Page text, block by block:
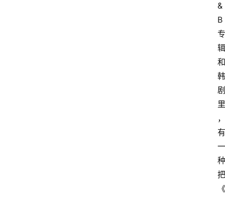
&
B
专
辑
和
韩
剧
里
，
有
一
种
把
《